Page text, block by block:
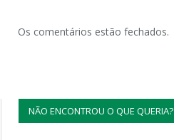
Os comentários estão fechados.
NÃO ENCONTROU O QUE QUERIA?